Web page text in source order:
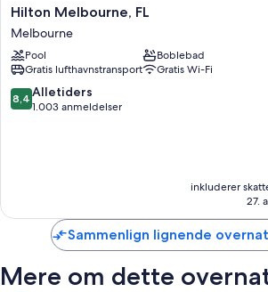
Alle 180 individuelt møblerede værelser
såsom arbejdsområder med plads til en bærbar
aircondition samt faciliteter som gratis Wi-Fi og
Anmeldelserne fra gæster giver topkarakter til
overnatningsstedet.
Andre faciliteter tæller:
Hilton
Melbourne,
FL
Melbourne
Hilton Melbourne, FL
Melbourne
Pool
Boblebad
Gratis lufthavnstransport
Gratis Wi-Fi
8.4
ud
8,4 Alletiders
1.003 anmeldelser
inkluderer
27.
Sammenlign lignende
Mere om dette